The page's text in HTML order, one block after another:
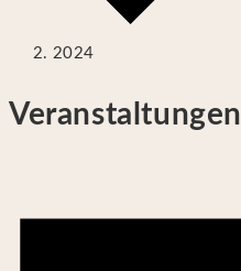
2024
Veranstaltungen